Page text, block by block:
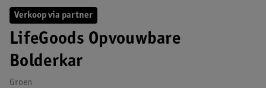
Verkoop via partner
LifeGoods Opvouwbare
Bolderkar
Groen